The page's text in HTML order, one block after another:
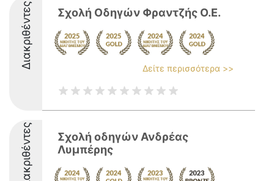
Διακριθέντες Σχολή Οδηγών Φραντζής Ο.Ε.
Δείτε περισσότερα >>
Διακριθέντες
Σχολή οδηγών Ανδρέας
Λυμπέρης